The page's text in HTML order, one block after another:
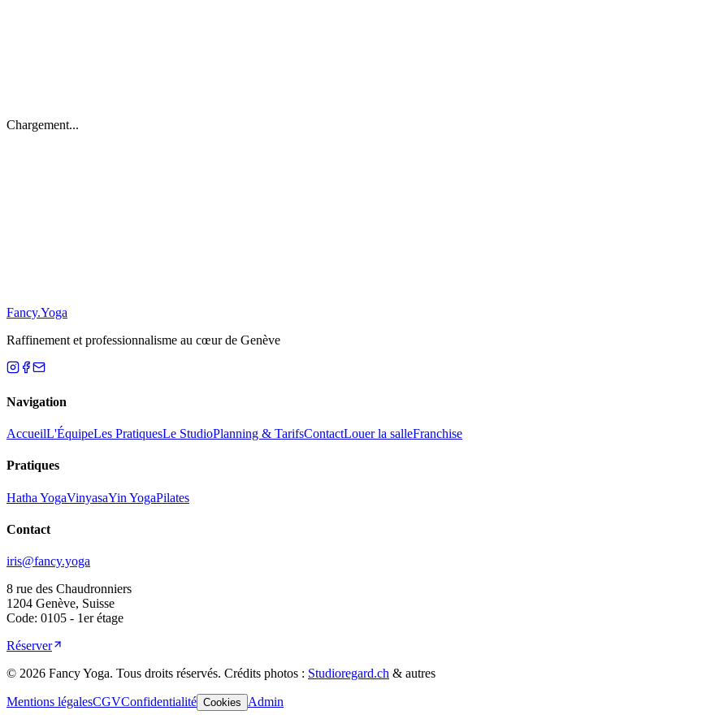
Chargement...
Fancy.Yoga
Raffinement et professionnalisme au cœur de Genève
Navigation
AccueilL'ÉquipeLes PratiquesLe StudioPlanning & TarifsContactLouer la salleFranchise
Pratiques
Hatha YogaVinyasaYin YogaPilates
Contact
iris@fancy.yoga
8 rue des Chaudronniers
1204 Genève, Suisse
Code: 0105 - 1er étage
Réserver
© 2026 Fancy Yoga. Tous droits réservés. Crédits photos : Studioregard.ch & autres
Mentions légalesCGVConfidentialité Cookies Admin